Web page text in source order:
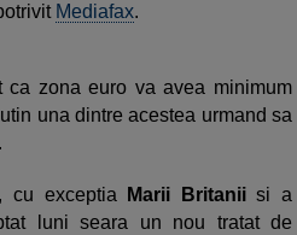
Mediafax.
ca zona euro va avea minimum
una dintre acestea urmand sa
, cu exceptia Marii Britaniisi a
luni seara un nou tratat de